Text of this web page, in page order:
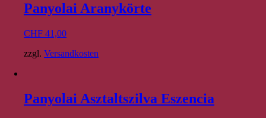
Panyolai Aranykörte
CHF 41,00
zzgl. Versandkosten
Panyolai Asztaltszilva Eszencia